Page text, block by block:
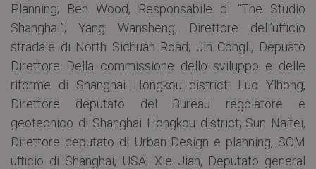
Planning; Ben Wood, Responsabile di “The Studio
Shanghai”; Yang Wansheng, Direttore dell’ufficio
stradale di North Sichuan Road; Jin Congli, Depuato
Direttore Della commissione dello sviluppo e delle
riforme di Shanghai Hongkou district; Luo Ylhong,
Direttore deputato del Bureau regolatore e
geotecnico di Shanghai Hongkou district; Sun Naifei,
Direttore deputato di Urban Design e planning, SOM
ufficio di Shanghai, USA; Xie Jian, Deputato general